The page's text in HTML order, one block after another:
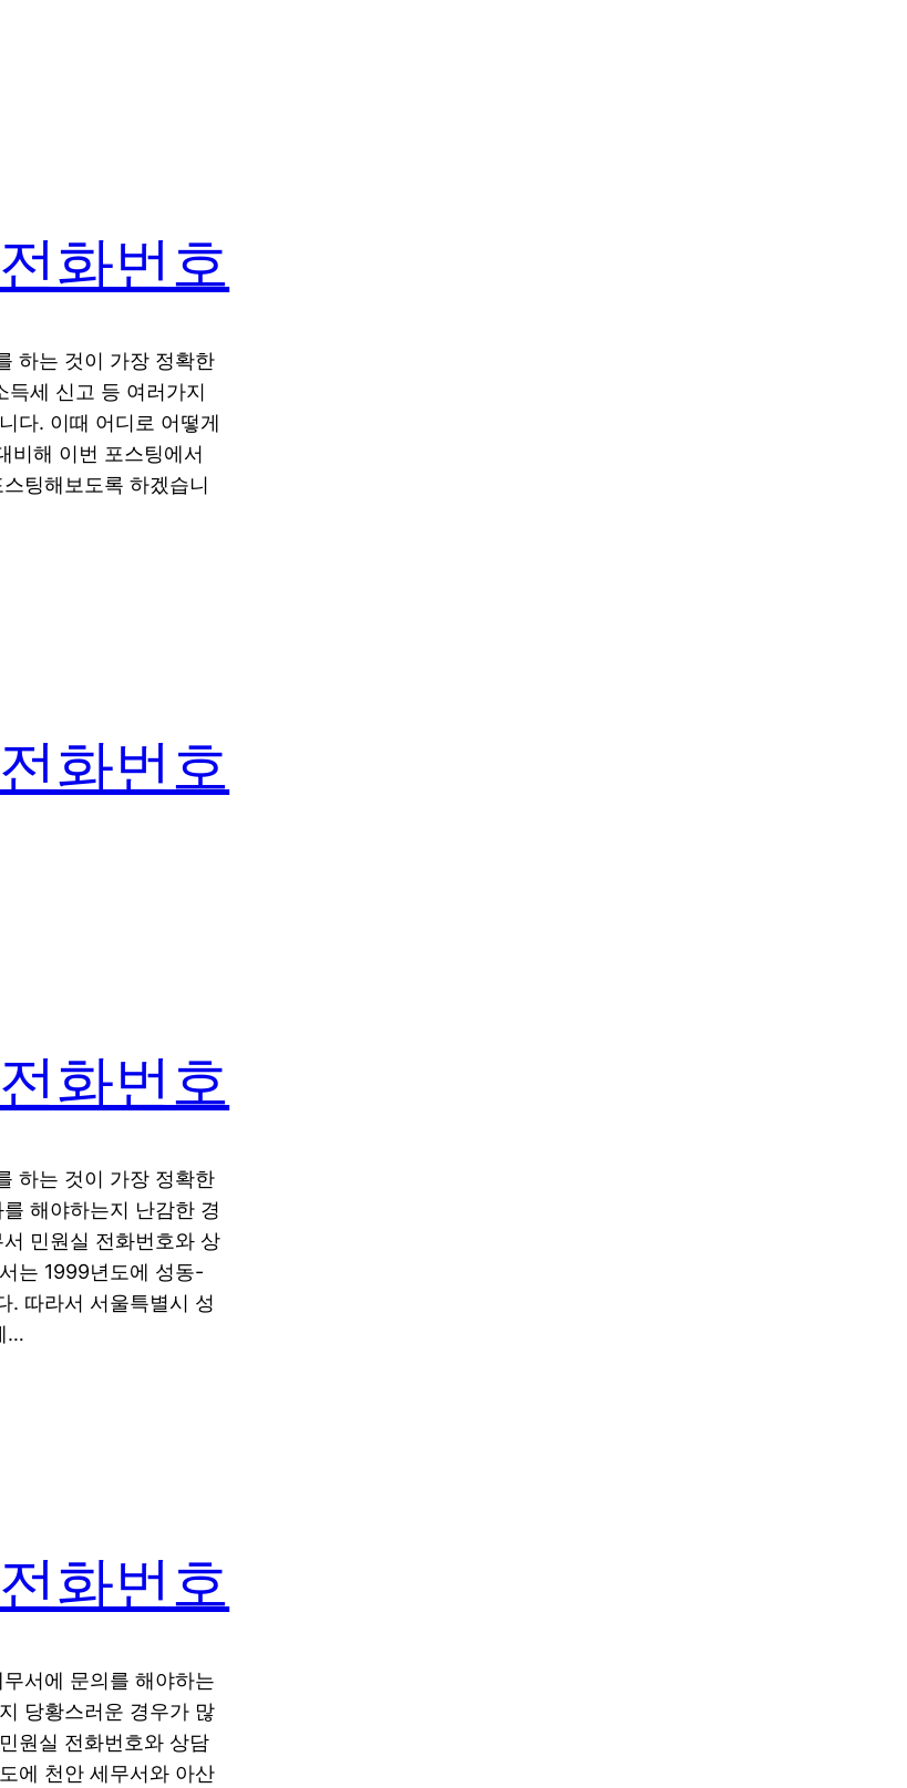
화번호
하는 것이 가장 정확한
세 신고 등 여러가지
다. 이때 어디로 어떻게
비해 이번 포스팅에서
팅해보도록 하겠습니
화번호
화번호
하는 것이 가장 정확한
해야하는지 난감한 경
민원실 전화번호와 상
는 1999년도에 성동-
. 따라서 서울특별시 성
…
화번호
서에 문의를 해야하는
당황스러운 경우가 많
원실 전화번호와 상담
에 천안 세무서와 아산